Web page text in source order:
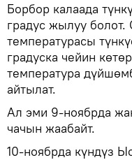
Борбор калаада
градус жылуу
температурасы
градуска чейин
температура
айтылат.
Ал эми 9-ноябрда
чачын жаабайт.
10-ноябрда күндүз